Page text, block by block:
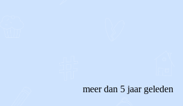
meer dan 5 jaar geleden